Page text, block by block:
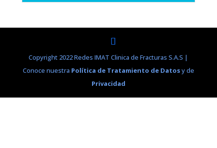
Copyright 2022 Redes IMAT Clinica de Fracturas S.A.S |
Conoce nuestra Política de Tratamiento de Datosy de
Privacidad